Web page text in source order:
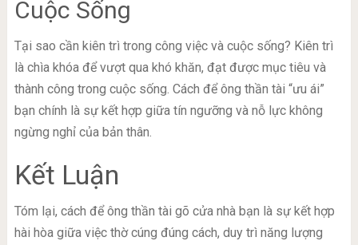
Cuộc Sống
Tại sao cần kiên trì trong công việc và cuộc sống? Kiên trì
là chìa khóa để vượt qua khó khăn, đạt được mục tiêu và
thành công trong cuộc sống. Cách để ông thần tài “ưu ái”
bạn chính là sự kết hợp giữa tín ngưỡng và nỗ lực không
ngừng nghỉ của bản thân.
Kết Luận
Tóm lại, cách để ông thần tài gõ cửa nhà bạn là sự kết hợp
hài hòa giữa việc thờ cúng đúng cách, duy trì năng lượng